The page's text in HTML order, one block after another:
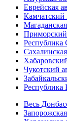
Еврейская
Камчатский
Республика
Чукотский
Республика
Весь